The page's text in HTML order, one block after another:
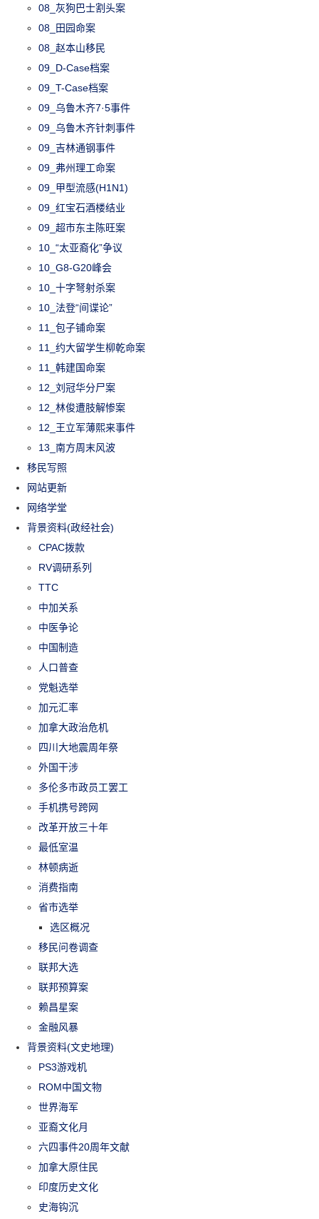
08_灰狗巴士割头案
08_田园命案
08_赵本山移民
09_D-Case档案
09_T-Case档案
09_乌鲁木齐7·5事件
09_乌鲁木齐针刺事件
09_吉林通钢事件
09_弗州理工命案
09_甲型流感(H1N1)
09_红宝石酒楼结业
09_超市东主陈旺案
10_“太亚裔化”争议
10_G8-G20峰会
10_十字弩射杀案
10_法登“间谍论”
11_包子铺命案
11_约大留学生柳乾命案
11_韩建国命案
12_刘冠华分尸案
12_林俊遭肢解惨案
12_王立军薄熙来事件
13_南方周末风波
移民写照
网站更新
网络学堂
背景资料(政经社会)
CPAC拨款
RV调研系列
TTC
中加关系
中医争论
中国制造
人口普查
党魁选举
加元汇率
加拿大政治危机
四川大地震周年祭
外国干涉
多伦多市政员工罢工
手机携号跨网
改革开放三十年
最低室温
林顿病逝
消费指南
省市选举
选区概况
移民问卷调查
联邦大选
联邦预算案
赖昌星案
金融风暴
背景资料(文史地理)
PS3游戏机
ROM中国文物
世界海军
亚裔文化月
六四事件20周年文献
加拿大原住民
印度历史文化
史海钩沉